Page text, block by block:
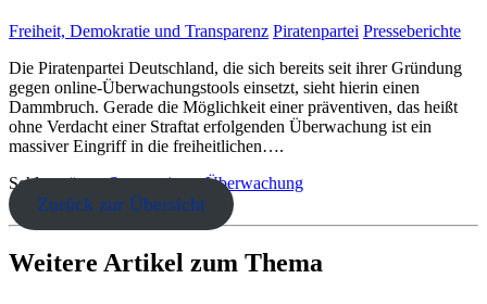
Freiheit, Demokratie und Transparenz Piratenpartei Presseberichte
Die Piratenpartei Deutschland, die sich bereits seit ihrer Gründung
gegen online-Überwachungstools einsetzt, sieht hierin einen
Dammbruch. Gerade die Möglichkeit einer präventiven, das heißt
ohne Verdacht einer Straftat erfolgenden Überwachung ist ein
massiver Eingriff in die freiheitlichen….
Schlagwörter: Staatstrojaner Überwachung
Zurück zur Übersicht
Weitere Artikel zum Thema